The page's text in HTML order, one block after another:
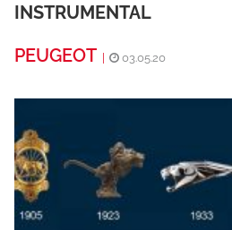
INSTRUMENTAL
PEUGEOT
03.05.20